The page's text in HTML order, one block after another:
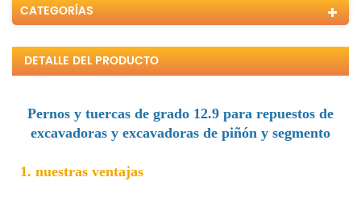
CATEGORÍAS
DETALLE DEL PRODUCTO
Pernos y tuercas de grado 12.9 para repuestos de
excavadoras y excavadoras de piñón y segmento
1. nuestras ventajas